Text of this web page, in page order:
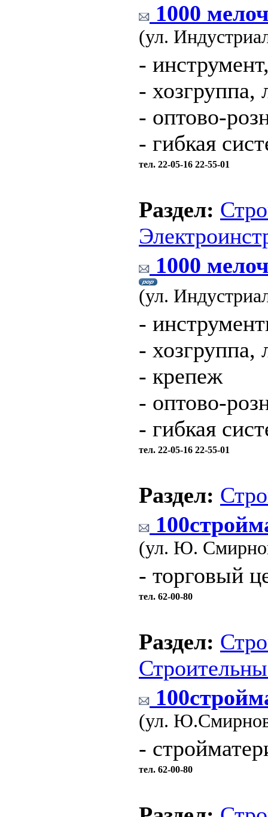
1000
(ул.
-
- хозгруппа,
- оптово-
- гибкая
тел. 22-05-16 22-55-01
Раздел:
1000
(ул.
-
- хозгруппа,
- крепеж
- оптово-
- гибкая
тел. 22-05-16 22-55-01
Раздел:
(ул. Ю.
- торговый
тел. 62-00-80
Раздел:
(ул.
-
тел. 62-00-80